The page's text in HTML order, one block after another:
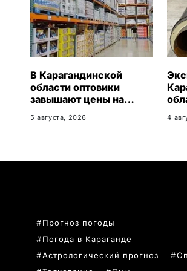
В Карагандинской
области оптовики
завышают цены на
5 августа, 2026 4
Прогноз погоды
Погода в Караганде
Астрологический прогноз